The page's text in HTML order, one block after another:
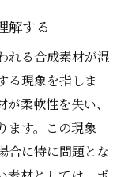
アのポイント
水分解を予防
スプレーの選
と加水分解防
解する
れる合成素材が湿
る現象を指しま
柔軟性を失い、
ます。この現象
合に特に問題とな